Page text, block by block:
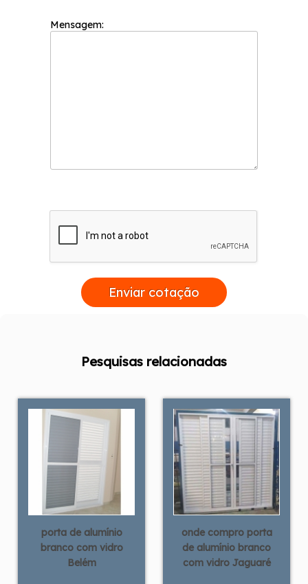
Mensagem:
Enviar cotação
Pesquisas relacionadas
porta de alumínio
branco com vidro
Belém
onde compro porta
de alumínio branco
com vidro Jaguaré